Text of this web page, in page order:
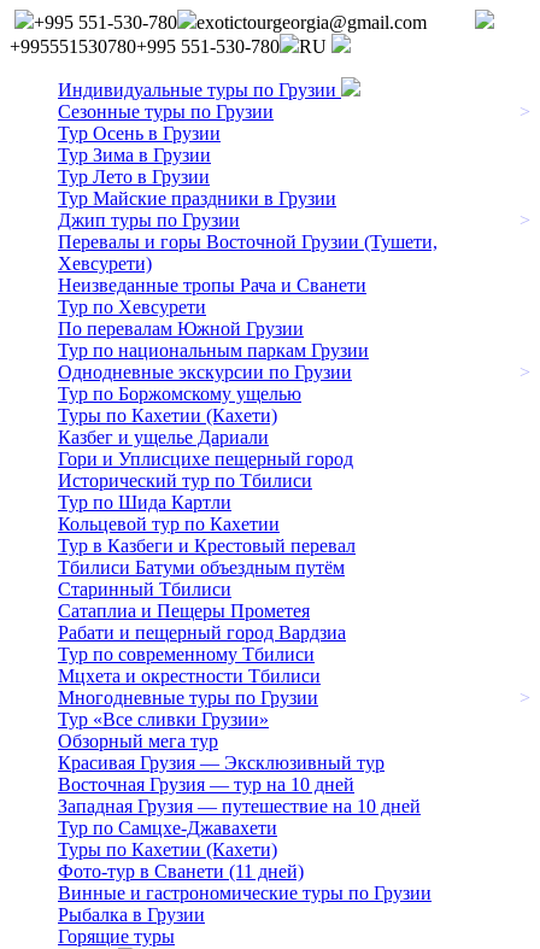
+995 551-530-780
exotictourgeorgia@gmail.com
+995551530780+995 551-530-780 RU
Индивидуальные туры по Грузии
Сезонные туры по Грузии
>
Тур Осень в Грузии
Тур Зима в Грузии
Тур Лето в Грузии
Тур Майские праздники в Грузии
Джип туры по Грузии
>
Перевалы и горы Восточной Грузии (Тушети,
Хевсурети)
Неизведанные тропы Рача и Сванети
Тур по Хевсурети
По перевалам Южной Грузии
Тур по национальным паркам Грузии
Однодневные экскурсии по Грузии
>
Тур по Боржомскому ущелью
Туры по Кахетии (Кахети)
Казбег и ущелье Дариали
Гори и Уплисцихе пещерный город
Исторический тур по Тбилиси
Тур по Шида Картли
Кольцевой тур по Кахетии
Тур в Казбеги и Крестовый перевал
Тбилиси Батуми объездным путём
Старинный Тбилиси
Сатаплиа и Пещеры Прометея
Рабати и пещерный город Вардзиа
Тур по современному Тбилиси
Мцхета и окрестности Тбилиси
Многодневные туры по Грузии
>
Тур «Все сливки Грузии»
Обзорный мега тур
Красивая Грузия — Эксклюзивный тур
Восточная Грузия — тур на 10 дней
Западная Грузия — путешествие на 10 дней
Тур по Самцхе-Джавахети
Туры по Кахетии (Кахети)
Фото-тур в Сванети (11 дней)
Винные и гастрономические туры по Грузии
Рыбалка в Грузии
Горящие туры